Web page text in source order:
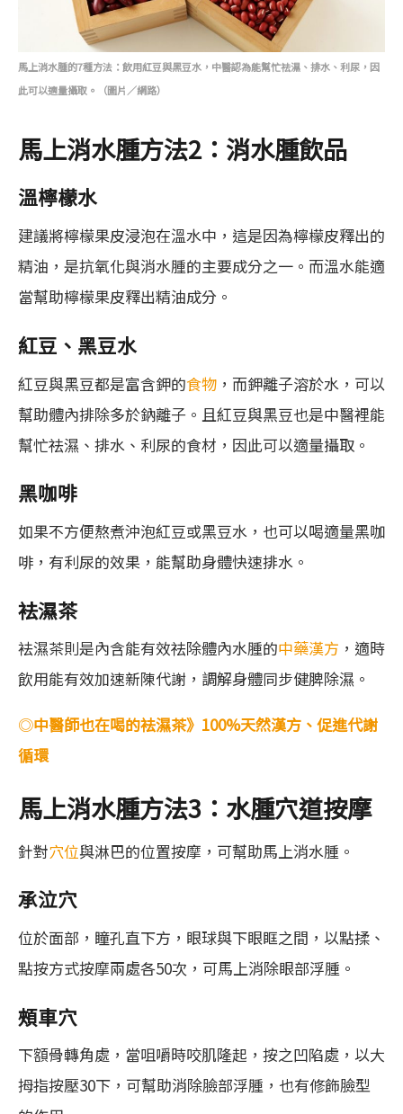
馬上消水腫的7種方法：飲用紅豆與黑豆水，中醫認為能幫忙祛濕、排水、利尿，因
此可以適量攝取。（圖片／網路）
馬上消水腫方法2：消水腫飲品
溫檸檬水
建議將檸檬果皮浸泡在溫水中，這是因為檸檬皮釋出的
精油，是抗氧化與消水腫的主要成分之一。而溫水能適
當幫助檸檬果皮釋出精油成分。
紅豆、黑豆水
紅豆與黑豆都是富含鉀的食物 ，而鉀離子溶於水，可以
幫助體內排除多於鈉離子。且紅豆與黑豆也是中醫裡能
幫忙祛濕、排水、利尿的食材，因此可以適量攝取。
黑咖啡
如果不方便熬煮沖泡紅豆或黑豆水，也可以喝適量黑咖
啡，有利尿的效果，能幫助身體快速排水。
袪濕茶
袪濕茶則是內含能有效祛除體內水腫的中藥漢方 ，適時
飲用能有效加速新陳代謝，調解身體同步健脾除濕。
◎中醫師也在喝的袪濕茶》100%天然漢方、促進代謝
循環
馬上消水腫方法3：水腫穴道按摩
針對穴位與淋巴的位置按摩，可幫助馬上消水腫。
承泣穴
位於面部，瞳孔直下方，眼球與下眼眶之間，以點揉、
點按方式按摩兩處各50次，可馬上消除眼部浮腫。
頰車穴
下額骨轉角處，當咀嚼時咬肌隆起，按之凹陷處，以大
拇指按壓30下，可幫助消除臉部浮腫，也有修飾臉型